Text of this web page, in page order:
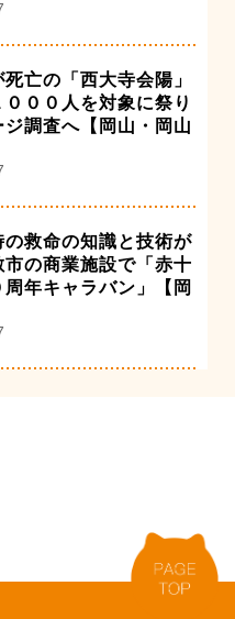
亡の「西大寺会陽」
００人を対象に祭り
調査へ【岡山・岡山
の救命の知識と技術が
の商業施設で「赤十
年キャラバン」【岡